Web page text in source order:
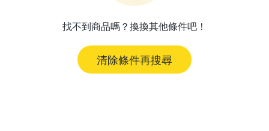
找不到商品嗎？換換其他條件吧！
清除條件再搜尋